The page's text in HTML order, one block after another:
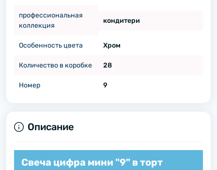
профессиональная
коллекция
кондитери
Особенность цвета Хром
Количество в коробке 28
Номер 9
Описание
Свеча цифра мини "9" в торт